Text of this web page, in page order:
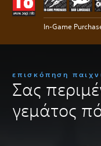
In-Game
επισκόπηση
Σας
γεμάτος